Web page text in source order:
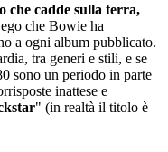
che cadde sulla terra,
che Bowie ha
a ogni album pubblicato.
tra generi e stili, e se
sono un periodo in parte
inattese e
" (in realtà il titolo è